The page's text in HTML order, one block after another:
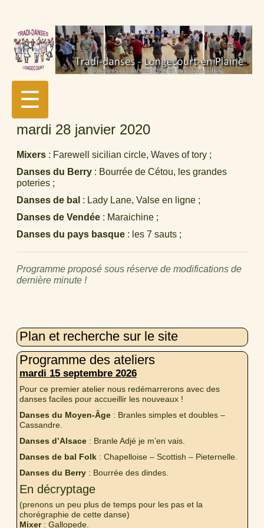
☰
mardi 28 janvier 2020
Mixers: Farewell sicilian circle, Waves of tory ;
Danses du Berry: Bourrée de Cétou, les grandes
poteries ;
Danses de bal : Lady Lane, Valse en ligne ;
Danses de Vendée: Maraichine ;
Danses du pays basque: les 7 sauts ;
Programme proposé sous réserve de modifications de
dernière minute !
Plan et recherche sur le site
Programme des ateliers
mardi 15 septembre 2026
Pour ce premier atelier nous redémarrerons avec des
danses faciles pour accueillir les nouveaux !
Danses du Moyen-Âge: Branles simples et doubles –
Cassandre.
Danses d’Alsace: Branle Adjé je m’en vais.
Danses de bal Folk: Chapelloise – Scottish – Pieternelle.
Danses du Berry: Bourrée des dindes.
En décryptage
(prenons un peu plus de temps pour les pas et la
chorégraphie de cette danse)
Mixer: Gallopede.